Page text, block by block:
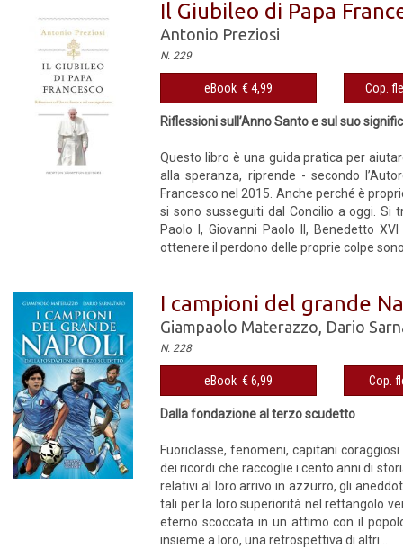
Il Giubileo di Papa
Antonio Preziosi
N. 229
eBook € 4,99 Cop.
Riflessioni sull’Anno Santo e sul suo
Questo libro è una guida pratica per
alla speranza, riprende - secondo
Francesco nel 2015. Anche perché è
si sono susseguiti dal Concilio a oggi. Si
Paolo I, Giovanni Paolo II, Benedetto
ottenere il perdono delle proprie colpe
I campioni del grande
Giampaolo Materazzo, Dario
N. 228
eBook € 6,99 Cop.
Dalla fondazione al terzo scudetto
Fuoriclasse, fenomeni, capitani
dei ricordi che raccoglie i cento anni di
relativi al loro arrivo in azzurro, gli
tali per la loro superiorità nel rettangolo
eterno scoccata in un attimo con il
insieme a loro, una retrospettiva di altri...